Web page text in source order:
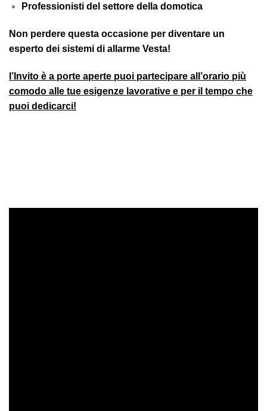
Professionisti del settore della domotica
Non perdere questa occasione per diventare un
esperto dei sistemi di allarme Vesta!
l’Invito è a porte aperte puoi partecipare all’orario più
comodo alle tue esigenze lavorative e per il tempo che
puoi dedicarci!